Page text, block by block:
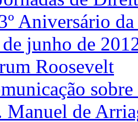
Aniversário
junho de
Roosevelt
Manuel de